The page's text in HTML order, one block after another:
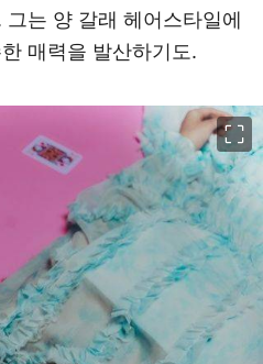
는 양 갈래 헤어스타일에
매력을 발산하기도.